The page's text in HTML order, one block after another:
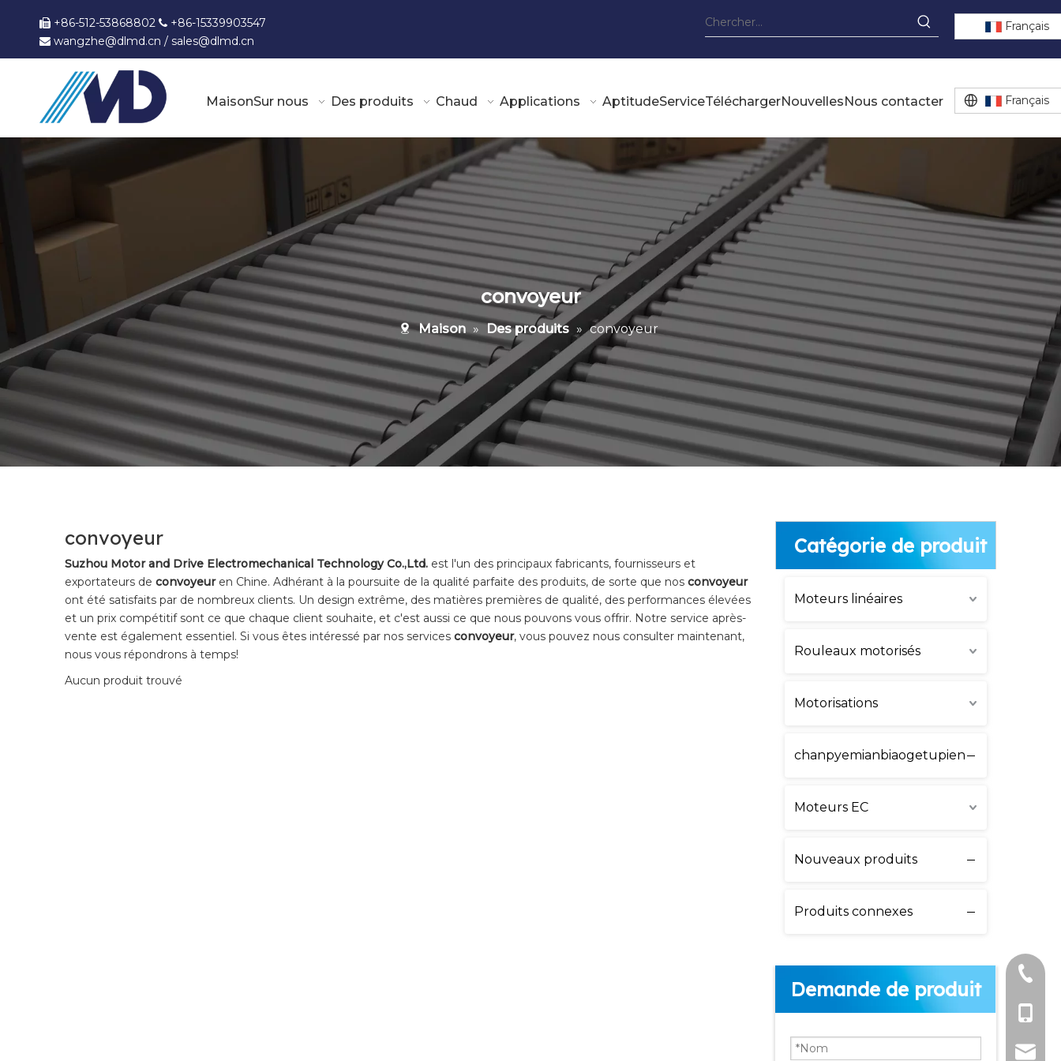
 +86-512-53868802  +86-15339903547
 wangzhe@dlmd.cn / sales@dlmd.cn
Français
MaisonSur nous Des produits Chaud Applications AptitudeServiceTéléchargerNouvellesNous contacter Français
convoyeur
Maison » Des produits » convoyeur
convoyeur
Suzhou Motor and Drive Electromechanical Technology Co.,Ltd. est l'un des principaux fabricants, fournisseurs et
exportateurs de convoyeuren Chine. Adhérant à la poursuite de la qualité parfaite des produits, de sorte que nos convoyeur
ont été satisfaits par de nombreux clients. Un design extrême, des matières premières de qualité, des performances élevées
et un prix compétitif sont ce que chaque client souhaite, et c'est aussi ce que nous pouvons vous offrir. Notre service après-
vente est également essentiel. Si vous êtes intéressé par nos services convoyeur, vous pouvez nous consulter maintenant,
nous vous répondrons à temps!
Aucun produit trouvé
Catégorie de produit
Moteurs linéaires
Rouleaux motorisés
Motorisations
chanpyemianbiaogetupien
Moteurs EC
Nouveaux produits
Produits connexes
Demande de produit
+ 86-